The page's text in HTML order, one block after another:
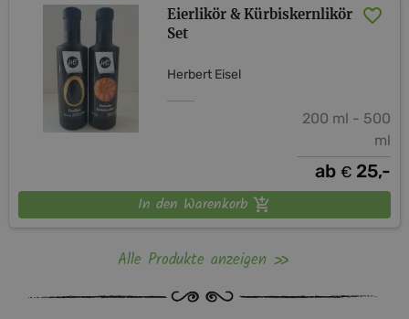
Eierlikör & Kürbiskernlikör
Set
Herbert Eisel
200 ml - 500
ml
ab € 25,-
In den Warenkorb
Alle Produkte anzeigen